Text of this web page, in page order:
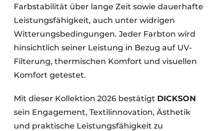
Farbstabilität über lange Zeit sowie dauerhafte
Leistungsfähigkeit, auch unter widrigen
Witterungsbedingungen. Jeder Farbton wird
hinsichtlich seiner Leistung in Bezug auf UV-
Filterung, thermischen Komfort und visuellen
Komfort getestet.
Mit dieser Kollektion 2026 bestätigt DICKSON
sein Engagement, Textilinnovation, Ästhetik
und praktische Leistungsfähigkeit zu